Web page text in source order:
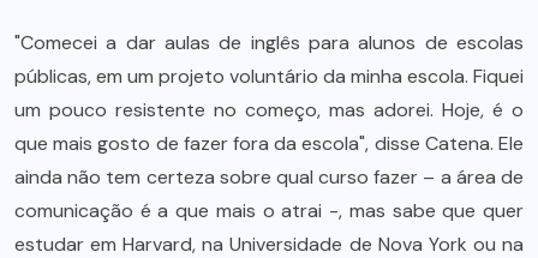
"Comecei a dar aulas de inglês para alunos de escolas
públicas, em um projeto voluntário da minha escola. Fiquei
um pouco resistente no começo, mas adorei. Hoje, é o
que mais gosto de fazer fora da escola", disse Catena. Ele
ainda não tem certeza sobre qual curso fazer – a área de
comunicação é a que mais o atrai -, mas sabe que quer
estudar em Harvard, na Universidade de Nova York ou na